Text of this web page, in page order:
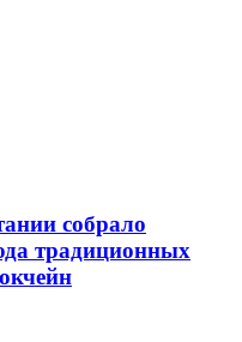
собрало
традиционных